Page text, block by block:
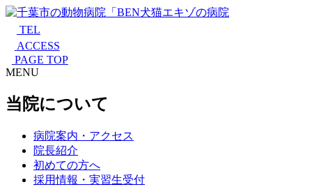
TEL
ACCESS
PAGE TOP
MENU
当院について
病院案内・アクセス
院長紹介
初めての方へ
採用情報・実習生受付